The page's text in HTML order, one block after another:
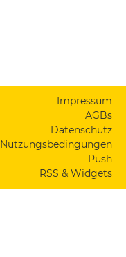
Impressum
AGBs
Datenschutz
Nutzungsbedingungen
Push
RSS & Widgets